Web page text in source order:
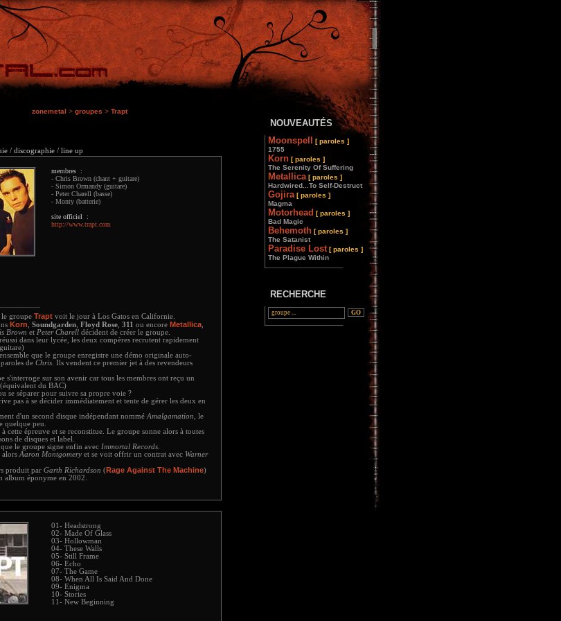
zonemetal > groupes > Trapt
/ discographie / line up
membres :
- Chris Brown (chant + guitare)
- Simon Ormandy (guitare)
- Peter Charell (basse)
- Monty (batterie)
site officiel :
http://www.trapt.com
le groupe Trapt voit le jour à Los Gatos en Californie.
Korn Soundgarden Floyd Rose 311 ou encore Metallica
Brown et Peter Charell décident de créer le groupe.
dans leur lycée, les deux compères recrutent rapidement
que le groupe enregistre une démo originale auto-
de Chris . Ils vendent ce premier jet à des revendeurs
s'interroge sur son avenir car tous les membres ont reçu un
du BAC)
se séparer pour suivre sa propre voie ?
pas à se décider immédiatement et tente de gérer les deux en
d'un second disque indépendant nommé Amalgamation , le
quelque peu.
à cette épreuve et se reconstitue. Le groupe sonne alors à toutes
de disques et label.
le groupe signe enfin avec Immortal Records
alors Aaron Montgomery et se voit offrir un contrat avec Warner
produit par Garth Richardson (Rage Against The Machine)
album éponyme en 2002.
01- Headstrong
02- Made Of Glass
03- Hollowman
04- These Walls
05- Still Frame
06- Echo
07- The Game
08- When All Is Said And Done
09- Enigma
10- Stories
11- New Beginning
NOUVEAUTÉS
Moonspell
[ paroles ]
1755
Korn [ paroles ]
The Serenity Of Suffering
Metallica [ paroles ]
Hardwired...To Self-Destruct
Gojira [ paroles ]
Magma
Motorhead [ paroles ]
Bad Magic
Behemoth [ paroles ]
The Satanist
Paradise Lost [ paroles ]
The Plague Within
________________
RECHERCHE
________________